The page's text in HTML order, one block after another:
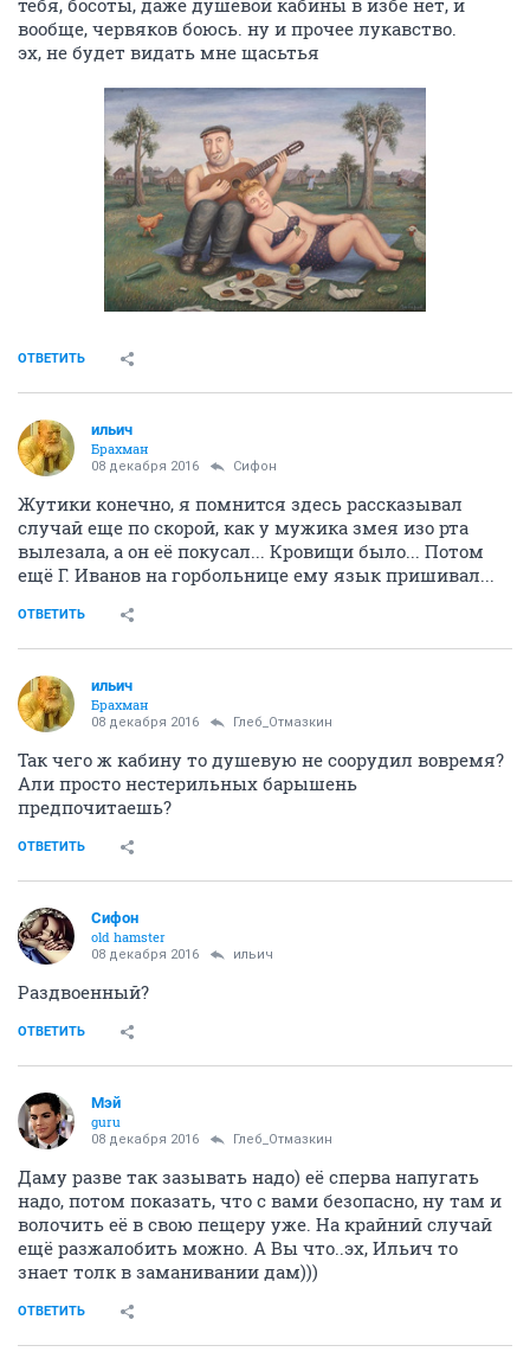
тебя, босоты, даже душевой кабины в избе нет, и
вообще, червяков боюсь. ну и прочее лукавство.
эх, не будет видать мне щасьтья
ОТВЕТИТЬ
ильич
Брахман
08 декабря 2016 Сифон
Жутики конечно, я помнится здесь рассказывал
случай еще по скорой, как у мужика змея изо рта
вылезала, а он её покусал... Кровищи было... Потом
ещё Г. Иванов на горбольнице ему язык пришивал...
ОТВЕТИТЬ
ильич
Брахман
08 декабря 2016 Глеб_Отмазкин
Так чего ж кабину то душевую не соорудил вовремя?
Али просто нестерильных барышень
предпочитаешь?
ОТВЕТИТЬ
Сифон
old hamster
08 декабря 2016 ильич
Раздвоенный?
ОТВЕТИТЬ
Мэй
guru
08 декабря 2016 Глеб_Отмазкин
Даму разве так зазывать надо) её сперва напугать
надо, потом показать, что с вами безопасно, ну там и
волочить её в свою пещеру уже. На крайний случай
ещё разжалобить можно. А Вы что..эх, Ильич то
знает толк в заманивании дам)))
ОТВЕТИТЬ